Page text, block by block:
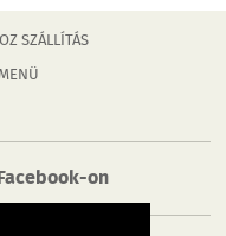
SZÁLLÍTÁS
on